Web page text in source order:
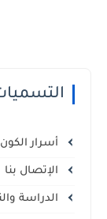
أسرار الكون
الإتصال بنا
الدراسة